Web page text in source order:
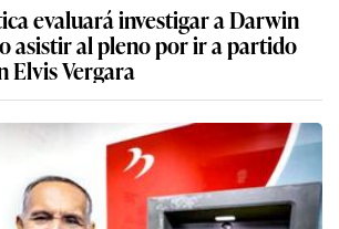
evaluará investigar a Darwin
asistir al pleno por ir a partido
Elvis Vergara